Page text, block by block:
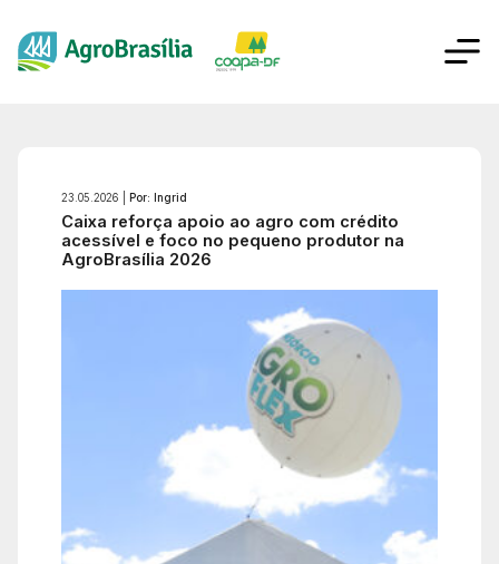
23.05.2026 | Por: Ingrid
Caixa reforça apoio ao agro com crédito
acessível e foco no pequeno produtor na
AgroBrasília 2026